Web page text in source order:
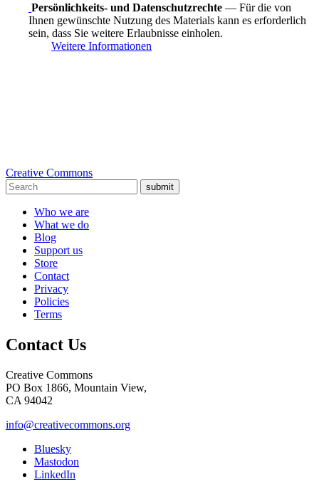
Persönlichkeits- und Datenschutzrechte — Für die von
Ihnen gewünschte Nutzung des Materials kann es erforderlich
sein, dass Sie weitere Erlaubnisse einholen.
Weitere Informationen
Creative Commons
submit
Who we are
What we do
Blog
Support us
Store
Contact
Privacy
Policies
Terms
Contact Us
Creative Commons
PO Box 1866, Mountain View,
CA 94042
info@creativecommons.org
Bluesky
Mastodon
LinkedIn